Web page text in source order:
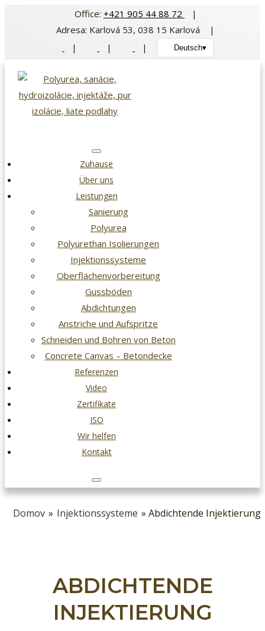
Office: +421 905 44 88 72
|
Adresa: Karlová 53, 038 15 Karlová |
|
| | Deutsch▾
Zuhause
Über uns
Leistungen
Sanierung
Polyurea
Polyurethan Isolierungen
Injektionssysteme
Oberflächenvorbereitung
Gussböden
Abdichtungen
Anstriche und Aufspritze
Schneiden und Bohren von Beton
Concrete Canvas – Betondecke
Referenzen
Video
Zertifikate
ISO
Wir helfen
Kontakt
Domov » Injektionssysteme » Abdichtende Injektierung
ABDICHTENDE
INJEKTIERUNG